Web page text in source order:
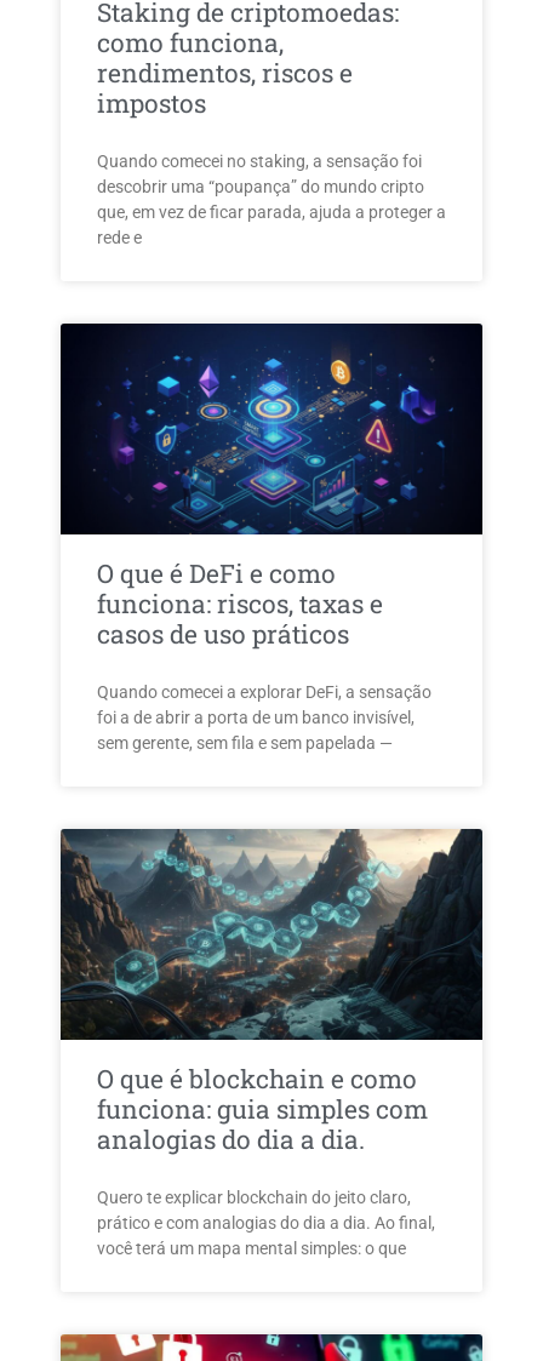
Staking de criptomoedas:
como funciona,
rendimentos, riscos e
impostos
Quando comecei no staking, a sensação foi
descobrir uma “poupança” do mundo cripto
que, em vez de ficar parada, ajuda a proteger a
rede e
O que é DeFi e como
funciona: riscos, taxas e
casos de uso práticos
Quando comecei a explorar DeFi, a sensação
foi a de abrir a porta de um banco invisível,
sem gerente, sem fila e sem papelada —
O que é blockchain e como
funciona: guia simples com
analogias do dia a dia.
Quero te explicar blockchain do jeito claro,
prático e com analogias do dia a dia. Ao final,
você terá um mapa mental simples: o que